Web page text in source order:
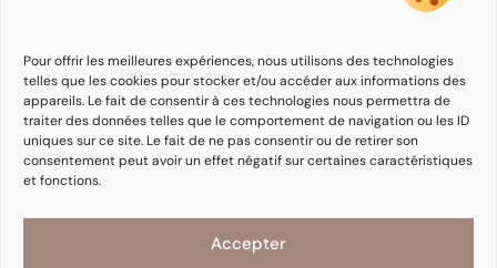
Pour offrir les meilleures expériences, nous utilisons des technologies
telles que les cookies pour stocker et/ou accéder aux informations des
appareils. Le fait de consentir à ces technologies nous permettra de
traiter des données telles que le comportement de navigation ou les ID
uniques sur ce site. Le fait de ne pas consentir ou de retirer son
consentement peut avoir un effet négatif sur certaines caractéristiques
et fonctions.
Accepter
Formation Face
Taping
Communauté
d’expertes
NOTRE MÉTHODE
Politique de